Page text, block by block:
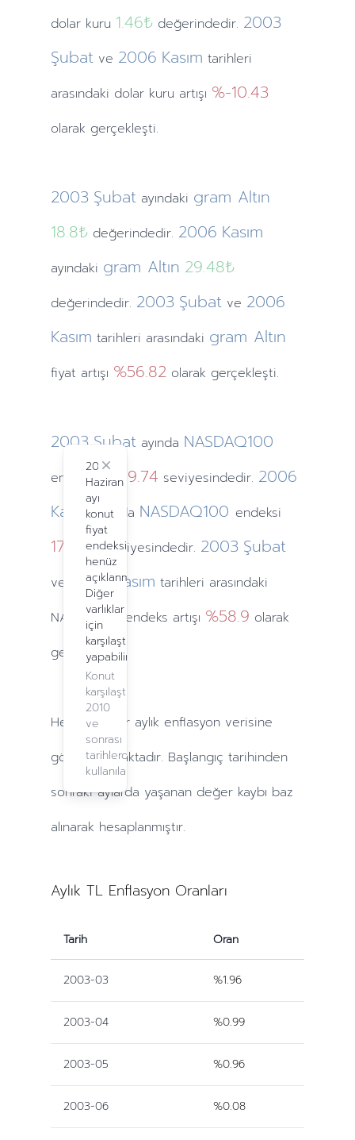
dolar kuru 1.46₺değerindedir. 2003
Şubat ve 2006 Kasım tarihleri
arasındaki dolar kuru artışı %-10.43
olarak gerçekleşti.
2003 Şubat ayındaki gram Altın
18.8₺değerindedir. 2006 Kasım
ayındaki gram Altın 29.48₺
değerindedir. 2003 Şubat ve 2006
Kasım tarihleri arasındaki gram Altın
fiyat artışı %56.82olarak gerçekleşti.
2024
Haziran
ayı
konut
fiyat
endeksi
henüz
açıklanmadı.
Diğer
varlıklar
için
karşılaştırma
yapabilirsiniz.
Konut
karşılaştırma,
2010
ve
sonrası
tarihlerde
kullanılabilir.
Close
2003 Şubat ayında NASDAQ100
endeksi1009.74 seviyesindedir. 2006
Kasım ayında NASDAQ100 endeksi
1791.25seviyesindedir. 2003 Şubat
ve 2006 Kasım tarihleri arasındaki
NASDAQ100 endeks artışı %58.9 olarak
gerçekleşti.
Hesaplamalar aylık enflasyon verisine
göre yapılmaktadır. Başlangıç tarihinden
sonraki aylarda yaşanan değer kaybı baz
alınarak hesaplanmıştır.
Aylık TL Enflasyon Oranları
Tarih Oran
2003-03 %1.96
2003-04 %0.99
2003-05 %0.96
2003-06 %0.08